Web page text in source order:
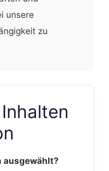
unsere
zu
ausgewählt?